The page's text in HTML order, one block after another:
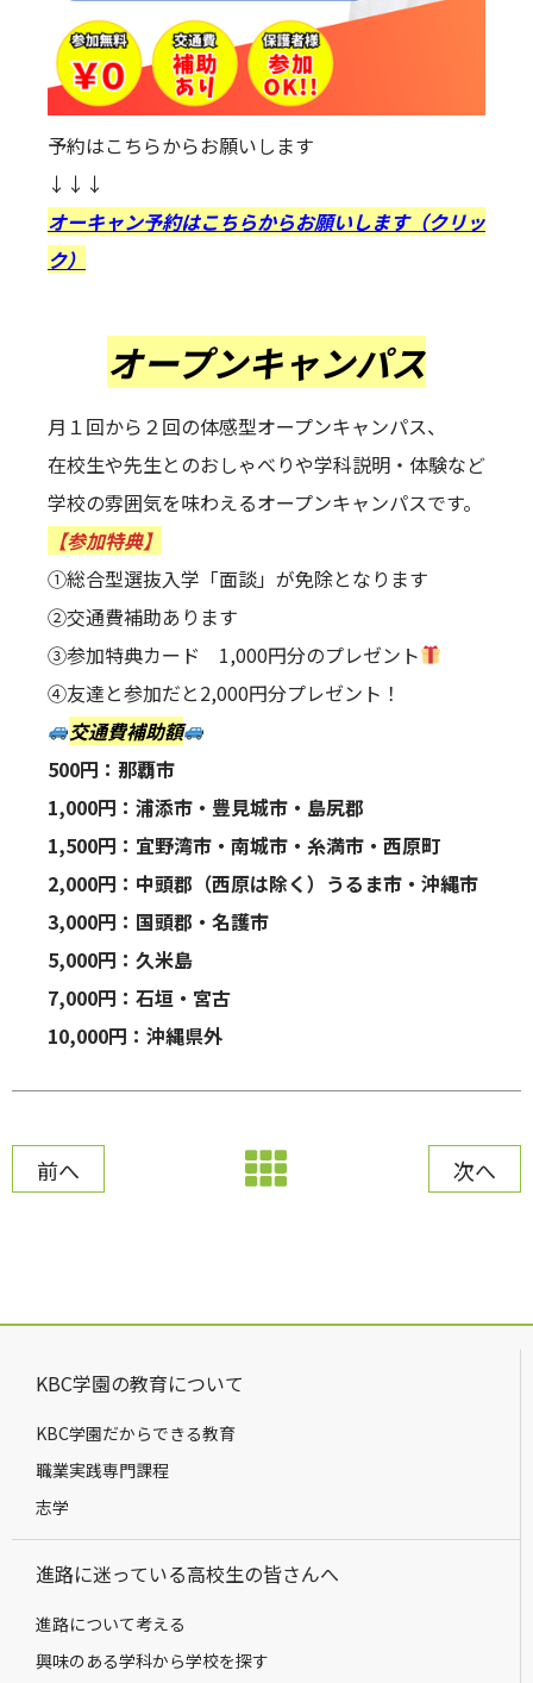
予約はこちらからお願いします
↓↓↓
オーキャン予約はこちらからお願いします（クリッ
ク）
オープンキャンパス
月１回から２回の体感型オープンキャンパス、
在校生や先生とのおしゃべりや学科説明・体験など
学校の雰囲気を味わえるオープンキャンパスです。
【参加特典】
①総合型選抜入学「面談」が免除となります
②交通費補助あります
③参加特典カード 1,000円分のプレゼント
④友達と参加だと2,000円分プレゼント！
交通費補助額
500円：那覇市
1,000円：浦添市・豊見城市・島尻郡
1,500円：宜野湾市・南城市・糸満市・西原町
2,000円：中頭郡（西原は除く）うるま市・沖縄市
3,000円：国頭郡・名護市
5,000円：久米島
7,000円：石垣・宮古
10,000円：沖縄県外
前へ 次へ
KBC学園の教育について
KBC学園だからできる教育
職業実践専門課程
志学
進路に迷っている高校生の皆さんへ
進路について考える
興味のある学科から学校を探す